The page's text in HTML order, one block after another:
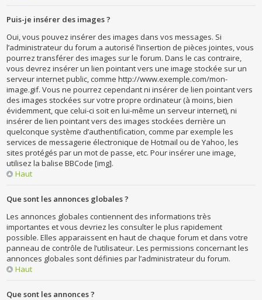
Puis-je insérer des images ?
Oui, vous pouvez insérer des images dans vos messages. Si
l’administrateur du forum a autorisé l’insertion de pièces jointes, vous
pourrez transférer des images sur le forum. Dans le cas contraire,
vous devrez insérer un lien pointant vers une image stockée sur un
serveur internet public, comme http://www.exemple.com/mon-
image.gif. Vous ne pourrez cependant ni insérer de lien pointant vers
des images stockées sur votre propre ordinateur (à moins, bien
évidemment, que celui-ci soit en lui-même un serveur internet), ni
insérer de lien pointant vers des images stockées derrière un
quelconque système d’authentification, comme par exemple les
services de messagerie électronique de Hotmail ou de Yahoo, les
sites protégés par un mot de passe, etc. Pour insérer une image,
utilisez la balise BBCode [img].
Haut
Que sont les annonces globales ?
Les annonces globales contiennent des informations très
importantes et vous devriez les consulter le plus rapidement
possible. Elles apparaissent en haut de chaque forum et dans votre
panneau de contrôle de l’utilisateur. Les permissions concernant les
annonces globales sont définies par l’administrateur du forum.
Haut
Que sont les annonces ?